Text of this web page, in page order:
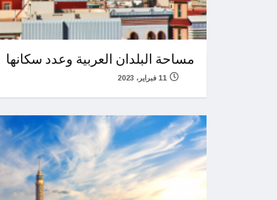
مساحة البلدان العربية وعدد سكانها
11 فبراير، 2023